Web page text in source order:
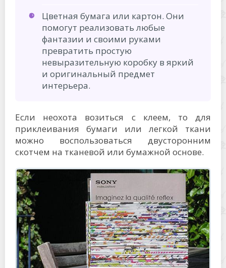
Цветная бумага или картон. Они
помогут реализовать любые
фантазии и своими руками
превратить простую
невыразительную коробку в яркий
и оригинальный предмет
интерьера.
Если неохота возиться с клеем, то для
приклеивания бумаги или легкой ткани
можно воспользоваться двусторонним
скотчем на тканевой или бумажной основе.